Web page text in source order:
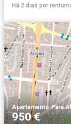
Há 2 dias por
Apartamento·Para
950 €